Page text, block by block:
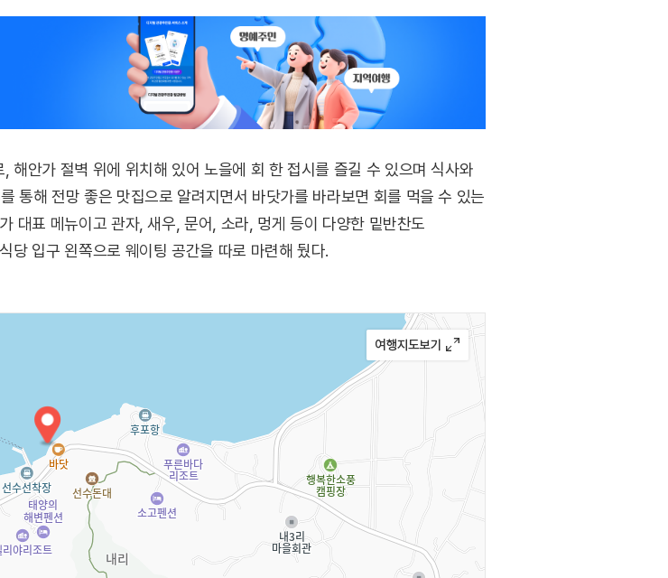
해안가 절벽 위에 위치해 있어 노을에 회 한 접시를 즐길 수 있으며 식사와
통해 전망 좋은 맛집으로 알려지면서 바닷가를 바라보면 회를 먹을 수 있는
대표 메뉴이고 관자, 새우, 문어, 소라, 멍게 등이 다양한 밑반찬도
당 입구 왼쪽으로 웨이팅 공간을 따로 마련해 뒀다.